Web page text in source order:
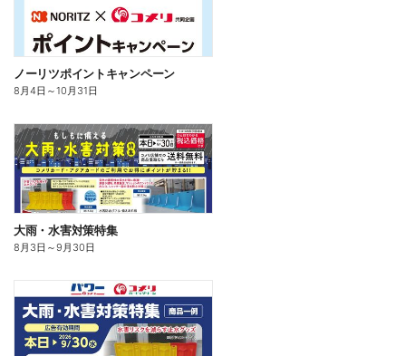
ノーリツポイントキャンペーン
8月4日 ～10月31日
大雨・水害対策特集
8月3日 ～9月30日